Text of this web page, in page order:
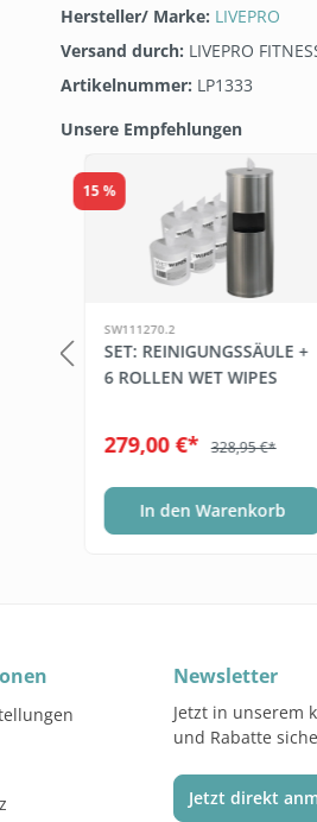
Hersteller/ Marke: LIVEPRO
Versand durch: LIVEPRO
Artikelnummer: LP1333
Unsere Empfehlungen
Produktgalerie überspringen
15 %
SW111270.2
SET: REINIGUNGSSÄULE +
6 ROLLEN WET WIPES
279,00 €* 328,95 €*
In den Warenkorb
Newsletter
Jetzt in unserem
und Rabatte
Jetzt direkt